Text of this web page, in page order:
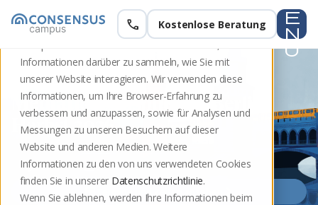
Diese Website speichert Cookies auf Ihrem
Informationen darüber zu sammeln, wie Sie mit
unserer Website interagieren. Wir verwenden diese
Informationen, um Ihre Browser-Erfahrung zu
verbessern und anzupassen, sowie für Analysen und
Messungen zu unseren Besuchern auf dieser
Website und anderen Medien. Weitere
Informationen zu den von uns verwendeten Cookies
finden Sie in unserer Datenschutzrichtlinie.
Wenn Sie ablehnen, werden Ihre Informationen beim
call Kostenlose Beratung
e
n
u
Zur Kursübersicht
Mediationsausbildung Berlin
Herbst 2026
Berlin
07.10.2026 – 21.02.2027
Termine und Zeiten ansehen